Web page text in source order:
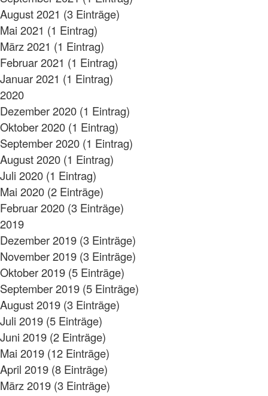
August 2021 (3 Einträge)
Mai 2021 (1 Eintrag)
März 2021 (1 Eintrag)
Februar 2021 (1 Eintrag)
Januar 2021 (1 Eintrag)
2020
Dezember 2020 (1 Eintrag)
Oktober 2020 (1 Eintrag)
September 2020 (1 Eintrag)
August 2020 (1 Eintrag)
Juli 2020 (1 Eintrag)
Mai 2020 (2 Einträge)
Februar 2020 (3 Einträge)
2019
Dezember 2019 (3 Einträge)
November 2019 (3 Einträge)
Oktober 2019 (5 Einträge)
September 2019 (5 Einträge)
August 2019 (3 Einträge)
Juli 2019 (5 Einträge)
Juni 2019 (2 Einträge)
Mai 2019 (12 Einträge)
April 2019 (8 Einträge)
März 2019 (3 Einträge)